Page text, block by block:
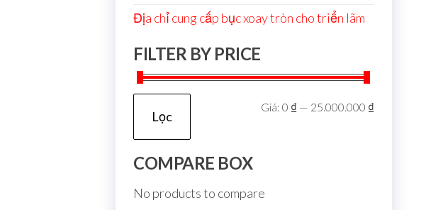
Địa chỉ cung cấp bục xoay tròn cho triển lãm
FILTER BY PRICE
Lọc
Giá: 0 ₫ — 25.000.000 ₫
COMPARE BOX
No products to compare